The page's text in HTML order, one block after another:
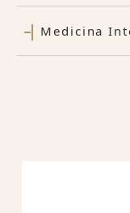
Medicina